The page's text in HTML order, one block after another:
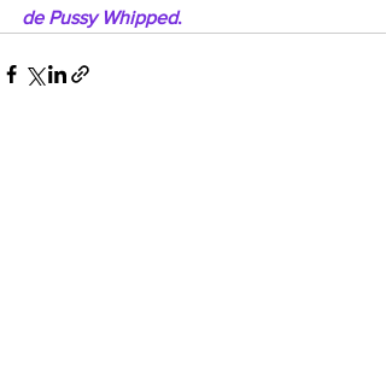
de Pussy Whipped.